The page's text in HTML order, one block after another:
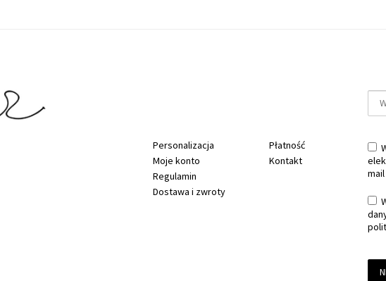
Personalizacja
Moje konto
Regulamin
Dostawa i zwroty
Płatność
Kontakt